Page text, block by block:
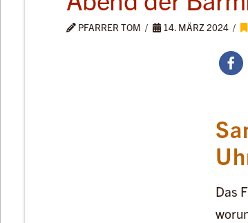
PFARRER TOM 14. MÄRZ 2024
Das